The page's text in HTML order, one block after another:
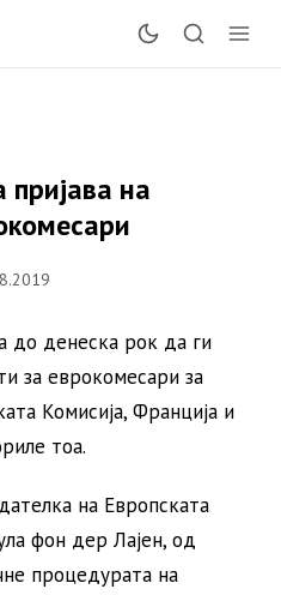
на
до денеска рок да ги
за еврокомесари за
Комисија, Франција и
тоа.
на Европската
фон дер Лајен, од
процедурата на